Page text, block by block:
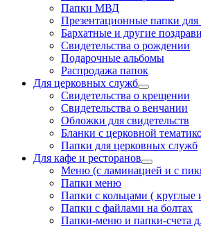
Папки МВД
Презентационные папки для
Бархатные и другие
Свидетельства о рождении
Подарочные альбомы
Распродажа папок
Для церковных служб
Свидетельства о крещении
Свидетельства о венчании
Обложки для свидетельств
Бланки с церковной
Папки для церковных служб
Для кафе и ресторанов
Меню (с ламинацией и с
Папки меню
Папки с кольцами ( круглые
Папки с файлами на болтах
Папки-меню и папки-счета